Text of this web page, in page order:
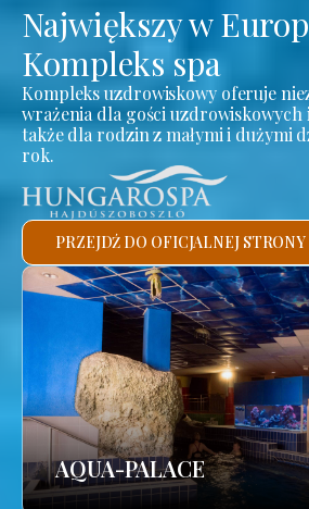
Największy w
Kompleks spa
Kompleks uzdrowiskowy oferuje
wrażenia dla gości uzdrowiskowych
także dla rodzin z małymi i dużymi
rok.
PRZEJDŹ DO OFICJALNEJ STRONY
AQUA-PALACE